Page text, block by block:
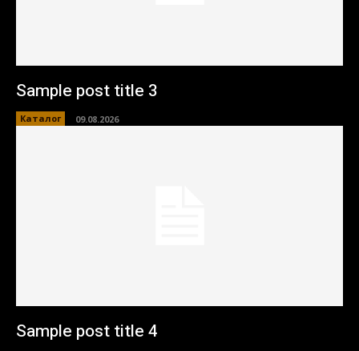
Sample post title 3
Каталог 09.08.2026
Sample post title 4